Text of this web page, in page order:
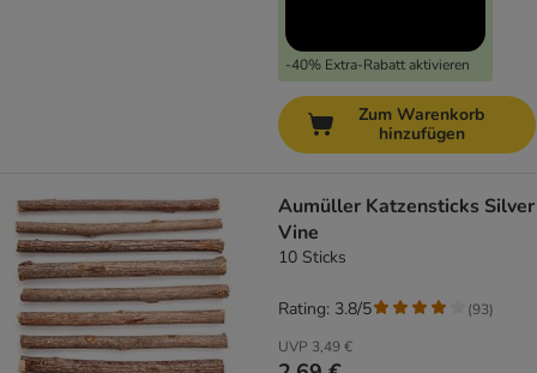
-40% Extra-Rabatt aktivieren
Zum Warenkorb
hinzufügen
Aumüller Katzensticks Silver
Vine
10 Sticks
UVP 3,49 €
Rating: 3.8/5 (93)